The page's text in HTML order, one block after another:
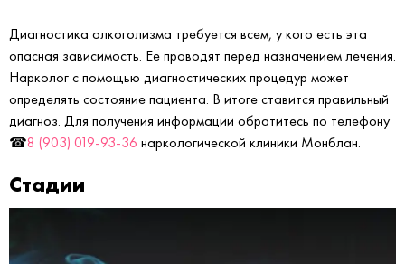
Диагностика алкоголизма требуется всем, у кого есть эта
опасная зависимость. Ее проводят перед назначением лечения.
Нарколог с помощью диагностических процедур может
определять состояние пациента. В итоге ставится правильный
диагноз. Для получения информации обратитесь по телефону
☎8 (903) 019-93-36 наркологической клиники Монблан.
Стадии